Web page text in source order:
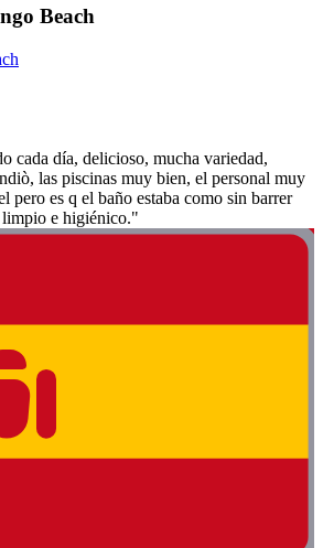
Beach
cada día, delicioso, mucha variedad,
las piscinas muy bien, el personal muy
pero es q el baño estaba como sin barrer
e higiénico."